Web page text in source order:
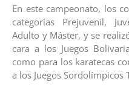
En este campeonato, los
categorías Prejuvenil,
Adulto y Máster, y se
cara a los Juegos
como para los karatecas
a los Juegos Sordolímpicos